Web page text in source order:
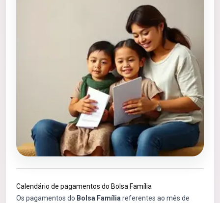
Calendário de pagamentos do Bolsa Família
Os pagamentos do Bolsa Família referentes ao mês de